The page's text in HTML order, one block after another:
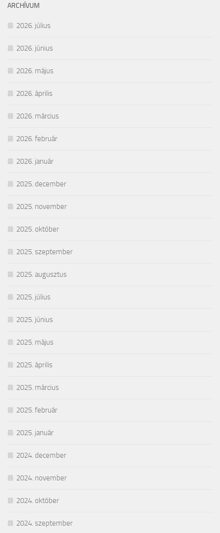
ARCHÍVUM
2026. július
2026. június
2026. május
2026. április
2026. március
2026. február
2026. január
2025. december
2025. november
2025. október
2025. szeptember
2025. augusztus
2025. július
2025. június
2025. május
2025. április
2025. március
2025. február
2025. január
2024. december
2024. november
2024. október
2024. szeptember